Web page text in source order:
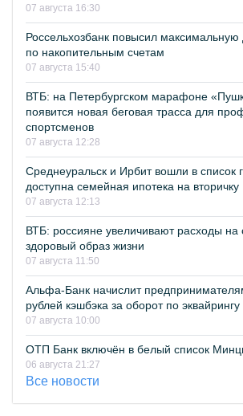
07 августа 16:30
Россельхозбанк повысил максимальную
по накопительным счетам
07 августа 15:40
ВТБ: на Петербургском марафоне
появится новая беговая трасса для
спортсменов
07 августа 12:28
Среднеуральск и Ирбит вошли в список
доступна семейная ипотека на вторичку
07 августа 12:13
ВТБ: россияне увеличивают расходы на
здоровый образ жизни
07 августа 11:50
Альфа-Банк начислит
рублей кэшбэка за оборот по эквайрингу
07 августа 10:00
ОТП Банк включён в белый список
06 августа 21:27
Все новости